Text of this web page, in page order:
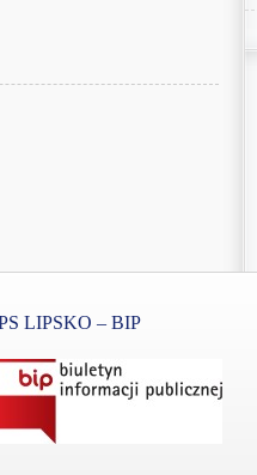
LIPSKO – BIP